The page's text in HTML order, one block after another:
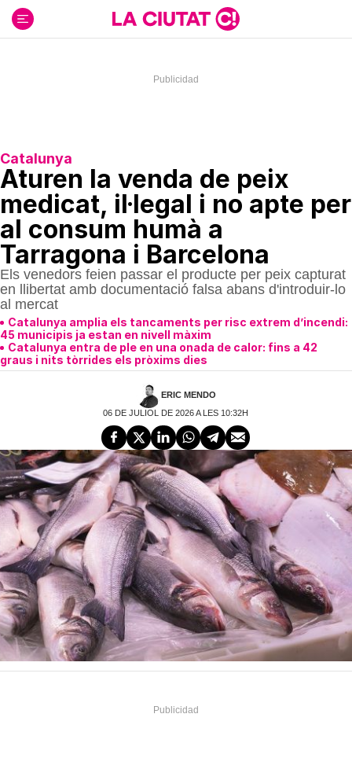
contenido
Catalunya
Aturen la venda de peix
medicat, il·legal i no apte per
al consum humà a
Tarragona i Barcelona
Els venedors feien passar el producte per peix capturat
en llibertat amb documentació falsa abans d'introduir-lo
al mercat
Catalunya amplia els tancaments per risc extrem d’incendi:
45 municipis ja estan en nivell màxim
Catalunya entra de ple en una onada de calor: fins a 42
graus i nits tòrrides els pròxims dies
ERIC MENDO
06 DE JULIOL DE 2026 A LES 10:32H